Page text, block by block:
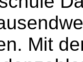
Mit